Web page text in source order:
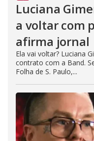
Luciana
a voltar com
afirma jornal
Ela vai voltar? Luciana
contrato com a Band.
Folha de S. Paulo,...